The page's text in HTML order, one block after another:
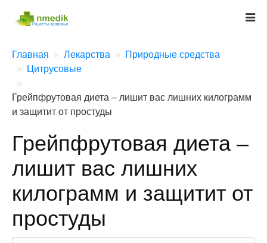
Главная Лекарства
Природные средства
Цитрусовые
Грейпфрутовая диета – лишит вас лишних килограмм
и защитит от простуды
Грейпфрутовая диета –
лишит вас лишних
килограмм и защитит от
простуды